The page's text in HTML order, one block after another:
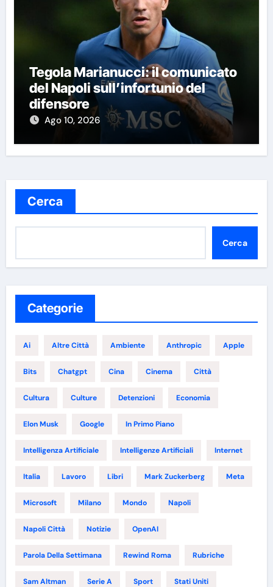
Tegola Marianucci: il comunicato
del Napoli sull’infortunio del
difensore
Ago 10, 2026
Cerca
Cerca
Categorie
Ai Altre Città Ambiente Anthropic Apple
Bits Chatgpt Cina Cinema Città
Cultura Culture Detenzioni Economia
Elon Musk Google In Primo Piano
Intelligenza Artificiale Intelligenze Artificiali Internet
Italia Lavoro Libri Mark Zuckerberg Meta
Microsoft Milano Mondo Napoli
Napoli Città Notizie OpenAI
Parola Della Settimana Rewind Roma Rubriche
Sam Altman Serie A Sport Stati Uniti